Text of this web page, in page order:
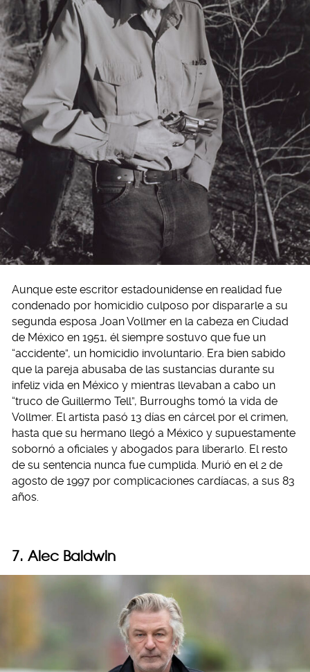
Aunque este escritor estadounidense en realidad fue
condenado por homicidio culposo por dispararle a su
segunda esposa Joan Vollmer en la cabeza en Ciudad
de México en 1951, él siempre sostuvo que fue un
“accidente”, un homicidio involuntario. Era bien sabido
que la pareja abusaba de las sustancias durante su
infeliz vida en México y mientras llevaban a cabo un
“truco de Guillermo Tell”, Burroughs tomó la vida de
Vollmer. El artista pasó 13 días en cárcel por el crimen,
hasta que su hermano llegó a México y supuestamente
sobornó a oficiales y abogados para liberarlo. El resto
de su sentencia nunca fue cumplida. Murió en el 2 de
agosto de 1997 por complicaciones cardíacas, a sus 83
años.
7. Alec Baldwin